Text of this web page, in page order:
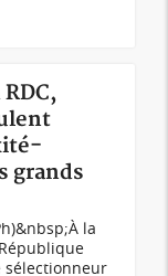
grands
la
sélectionneur